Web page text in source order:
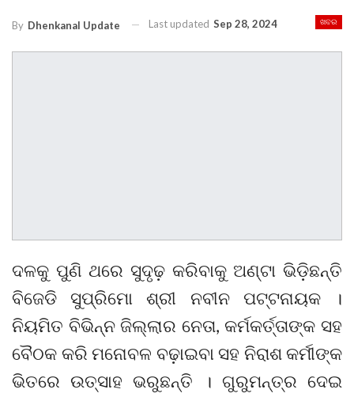
ଖବର
By Dhenkanal Update Last updated Sep 28, 2024
ଦଳକୁ ପୁଣି ଥରେ ସୁଦୃଢ଼ କରିବାକୁ ଅଣ୍ଟା ଭିଡ଼ିଛନ୍ତି
ବିଜେଡି ସୁପ୍ରିମୋ ଶ୍ରୀ ନବୀନ ପଟ୍ଟନାୟକ ।
ନିୟମିତ ବିଭିନ୍ନ ଜିଲ୍ଲାର ନେତା, କର୍ମକର୍ତ୍ତାଙ୍କ ସହ
ବୈଠକ କରି ମନୋବଳ ବଢ଼ାଇବା ସହ ନିରାଶ କର୍ମୀଙ୍କ
ଭିତରେ ଉତ୍ସାହ ଭରୁଛନ୍ତି । ଗୁରୁମନ୍ତ୍ର ଦେଇ